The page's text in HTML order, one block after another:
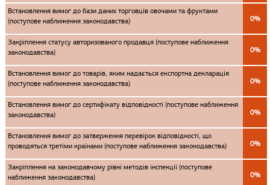
Встановлення вимог до бази даних торговців овочами та фруктами
(поступове наближення законодавства)
0%
Закріплення статусу авторизованого продавця (поступове наближення
законодавства)
0%
Встановлення вимог до товарів, яким надається експортна декларація
(поступове наближення законодавства)
0%
Встановлення вимог до сертифікату відповідності (поступове наближення
законодавства)
0%
Встановлення вимог до затверження перевірок відповідності, що
проводяться третіми країнами (поступове наближення законодавства)
0%
Закріплення на законодавчому рівні методів інспекції (поступове
наближення законодавства)
0%